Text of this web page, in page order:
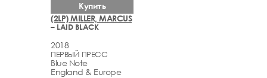
(2LP) MILLER, MARCUS
– LAID BLACK
2018
ПЕРВЫЙ ПРЕСС
Blue Note
England & Europe
Купить